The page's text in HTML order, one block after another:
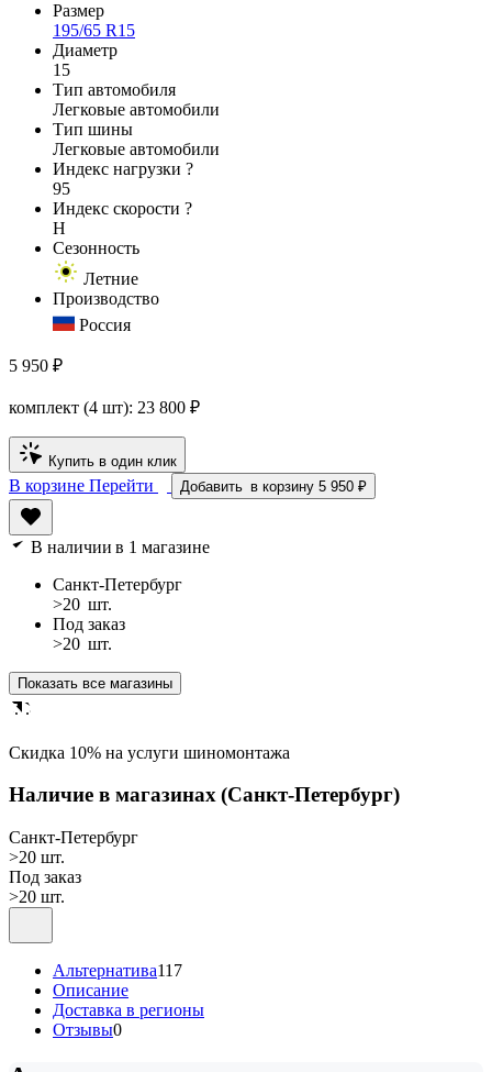
Размер
195/65 R15
Диаметр
15
Тип автомобиля
Легковые автомобили
Тип шины
Легковые автомобили
Индекс нагрузки ?
95
Индекс скорости ?
H
Сезонность
Летние
Производство
Россия
5 950 ₽
комплект (4 шт): 23 800 ₽
Купить в один клик
В корзине Перейти Добавить в корзину 5 950 ₽
В наличии в 1 магазине
Санкт-Петербург
>20 шт.
Под заказ
>20 шт.
Показать все магазины
Cкидка 10% на услуги шиномонтажа
Наличие в магазинах(Санкт-Петербург)
Санкт-Петербург
>20 шт.
Под заказ
>20 шт.
Альтернатива117
Описание
Доставка в регионы
Отзывы0